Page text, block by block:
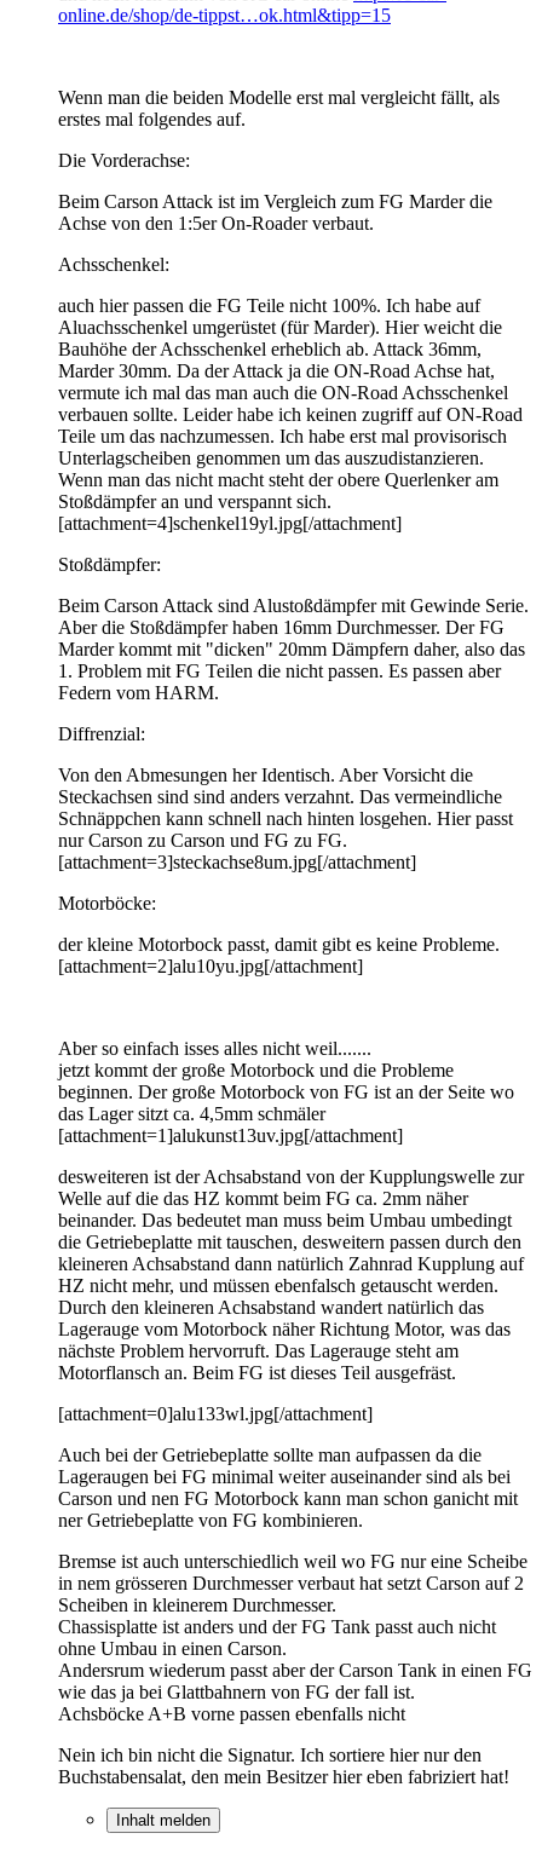
online.de/shop/de-tippst…ok.html&tipp=15
Wenn man die beiden Modelle erst mal vergleicht fällt, als
erstes mal folgendes auf.
Die Vorderachse:
Beim Carson Attack ist im Vergleich zum FG Marder die
Achse von den 1:5er On-Roader verbaut.
Achsschenkel:
auch hier passen die FG Teile nicht 100%. Ich habe auf
Aluachsschenkel umgerüstet (für Marder). Hier weicht die
Bauhöhe der Achsschenkel erheblich ab. Attack 36mm,
Marder 30mm. Da der Attack ja die ON-Road Achse hat,
vermute ich mal das man auch die ON-Road Achsschenkel
verbauen sollte. Leider habe ich keinen zugriff auf ON-Road
Teile um das nachzumessen. Ich habe erst mal provisorisch
Unterlagscheiben genommen um das auszudistanzieren.
Wenn man das nicht macht steht der obere Querlenker am
Stoßdämpfer an und verspannt sich.
[attachment=4]schenkel19yl.jpg[/attachment]
Stoßdämpfer:
Beim Carson Attack sind Alustoßdämpfer mit Gewinde Serie.
Aber die Stoßdämpfer haben 16mm Durchmesser. Der FG
Marder kommt mit "dicken" 20mm Dämpfern daher, also das
1. Problem mit FG Teilen die nicht passen. Es passen aber
Federn vom HARM.
Diffrenzial:
Von den Abmesungen her Identisch. Aber Vorsicht die
Steckachsen sind sind anders verzahnt. Das vermeindliche
Schnäppchen kann schnell nach hinten losgehen. Hier passt
nur Carson zu Carson und FG zu FG.
[attachment=3]steckachse8um.jpg[/attachment]
Motorböcke:
der kleine Motorbock passt, damit gibt es keine Probleme.
[attachment=2]alu10yu.jpg[/attachment]
Aber so einfach isses alles nicht weil.......
jetzt kommt der große Motorbock und die Probleme
beginnen. Der große Motorbock von FG ist an der Seite wo
das Lager sitzt ca. 4,5mm schmäler
[attachment=1]alukunst13uv.jpg[/attachment]
desweiteren ist der Achsabstand von der Kupplungswelle zur
Welle auf die das HZ kommt beim FG ca. 2mm näher
beinander. Das bedeutet man muss beim Umbau umbedingt
die Getriebeplatte mit tauschen, desweitern passen durch den
kleineren Achsabstand dann natürlich Zahnrad Kupplung auf
HZ nicht mehr, und müssen ebenfalsch getauscht werden.
Durch den kleineren Achsabstand wandert natürlich das
Lagerauge vom Motorbock näher Richtung Motor, was das
nächste Problem hervorruft. Das Lagerauge steht am
Motorflansch an. Beim FG ist dieses Teil ausgefräst.
[attachment=0]alu133wl.jpg[/attachment]
Auch bei der Getriebeplatte sollte man aufpassen da die
Lageraugen bei FG minimal weiter auseinander sind als bei
Carson und nen FG Motorbock kann man schon ganicht mit
ner Getriebeplatte von FG kombinieren.
Bremse ist auch unterschiedlich weil wo FG nur eine Scheibe
in nem grösseren Durchmesser verbaut hat setzt Carson auf 2
Scheiben in kleinerem Durchmesser.
Chassisplatte ist anders und der FG Tank passt auch nicht
ohne Umbau in einen Carson.
Andersrum wiederum passt aber der Carson Tank in einen FG
wie das ja bei Glattbahnern von FG der fall ist.
Achsböcke A+B vorne passen ebenfalls nicht
Nein ich bin nicht die Signatur. Ich sortiere hier nur den
Buchstabensalat, den mein Besitzer hier eben fabriziert hat!
Inhalt melden